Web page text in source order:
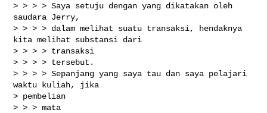
> > > > Saya setuju dengan yang dikatakan oleh
saudara Jerry,
> > > > dalam melihat suatu transaksi, hendaknya
kita melihat substansi dari
> > > > transaksi
> > > > tersebut.
> > > > Sepanjang yang saya tau dan saya pelajari
waktu kuliah, jika
> pembelian
> > > mata